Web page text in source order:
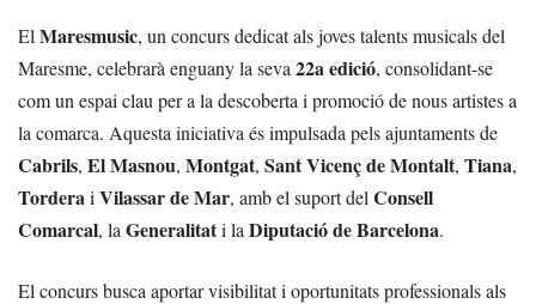
El Maresmusic, un concurs dedicat als joves talents musicals del
Maresme, celebrarà enguany la seva 22a edició, consolidant-se
com un espai clau per a la descoberta i promoció de nous artistes a
la comarca. Aquesta iniciativa és impulsada pels ajuntaments de
Cabrils, El Masnou, Montgat, Sant Vicenç de Montalt, Tiana,
Torderai Vilassar de Mar, amb el suport del Consell
Comarcal, la Generalitati la Diputació de Barcelona.
El concurs busca aportar visibilitat i oportunitats professionals als